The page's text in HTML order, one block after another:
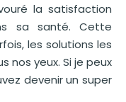
la satisfaction
sa santé. Cette
les solutions les
nos yeux. Si je peux
devenir un super